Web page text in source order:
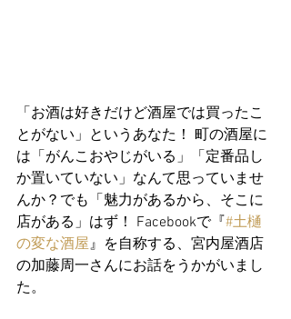
「お酒は好きだけど酒屋では買ったこ
とがない」というあなた！ 町の酒屋に
は「がんこおやじがいる」「定番品し
か置いていない」なんて思っていませ
んか？でも「魅力があるから、そこに
店がある」はず！ Facebookで『#土樋
の変な酒屋』を自称する、宮内屋酒店
の加藤周一さんにお話をうかがいまし
た。